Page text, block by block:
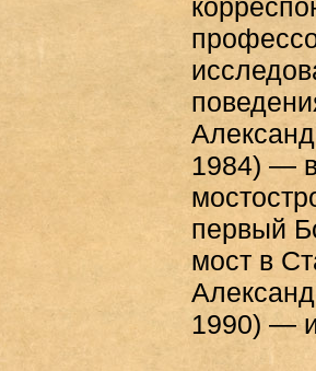
1984) —
первый
мост в
1990) —